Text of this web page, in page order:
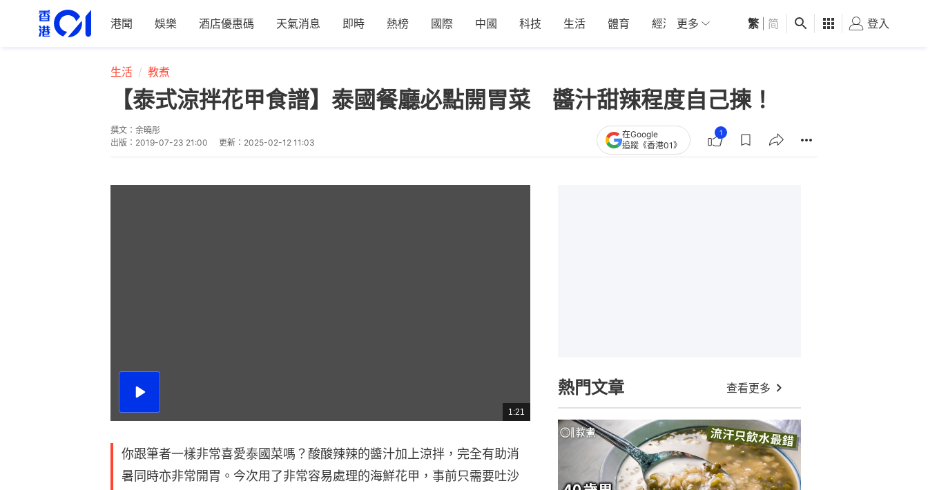
港聞 娛樂 酒店優惠碼 天氣消息 即時 熱榜 國際 中國 科技 生活 體育 經濟 01深圳 觀點 健康 好食玩飛
更多 繁 简 登入
生活 教煮
【泰式涼拌花甲食譜】泰國餐廳必點開胃菜 醬汁甜辣程度自己揀！
撰文： 余曉彤
出版： 2019-07-23 21:00 更新： 2025-02-12 11:03
在Google
追蹤《香港01》
1
播
總
共
1:21
你跟筆者一樣非常喜愛泰國菜嗎？酸酸辣辣的醬汁加上涼拌，完全有助消
暑同時亦非常開胃。今次用了非常容易處理的海鮮花甲，事前只需要吐沙
熱門文章 查看更多